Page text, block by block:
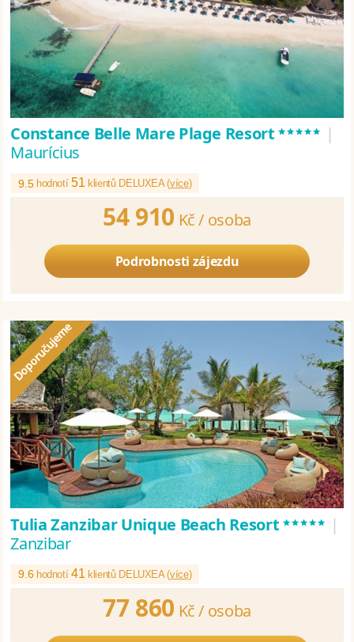
Constance Belle Mare Plage Resort***** |
Maurícius
9.5 hodnotí51klientů DELUXEA (více)
54 910 Kč / osoba
Podrobnosti zájezdu
Tulia Zanzibar Unique Beach Resort***** |
Zanzibar
9.6 hodnotí41 klientů DELUXEA (více)
77 860 Kč / osoba